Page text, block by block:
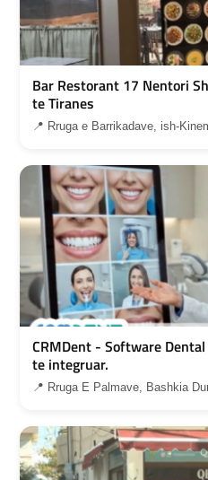
Bar Restorant 17 Nentori
te Tiranes
📍 Rruga e Barrikadave, ish-
CRMDent - Software
te integruar.
📍 Rruga E Palmave, Bashkia